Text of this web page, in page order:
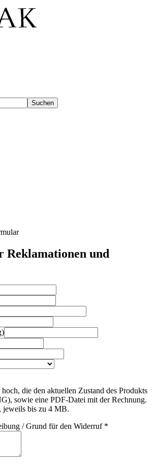
Suchen
und
die den aktuellen Zustand des Produkts
sowie eine PDF-Datei mit der Rechnung.
jeweils bis zu 4 MB.
/ Grund für den Widerruf*